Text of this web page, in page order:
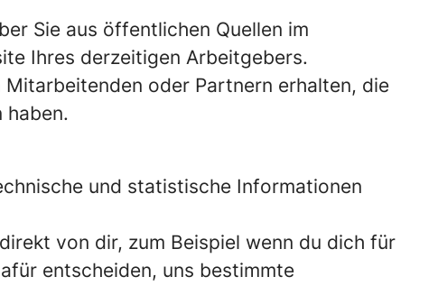
Sie aus öffentlichen Quellen im
Ihres derzeitigen Arbeitgebers.
oder Partnern erhalten, die
haben.
und statistische Informationen
von dir, zum Beispiel wenn du dich für
entscheiden, uns bestimmte